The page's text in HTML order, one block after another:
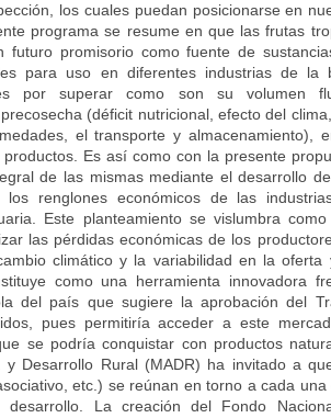
los cuales puedan posicionarse en
programa se resume en que las frutas
promisorio como fuente de
para uso en diferentes industrias de la
por superar como son su volumen
(déficit nutricional, efecto del
el transporte y almacenamiento),
Es así como con la presente
de las mismas mediante el desarrollo
renglones económicos de las industrias
Este planteamiento se vislumbra
las pérdidas económicas de los
climático y la variabilidad en la oferta
como una herramienta innovadora
del país que sugiere la aprobación del
pues permitiría acceder a este
se podría conquistar con productos
y Desarrollo Rural (MADR) ha invitado a
etc.) se reúnan en torno a cada
La creación del Fondo